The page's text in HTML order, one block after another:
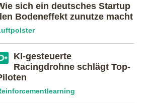
sich ein deutsches Startup
Bodeneffekt zunutze macht
KI-gesteuerte
Racingdrohne schlägt Top-